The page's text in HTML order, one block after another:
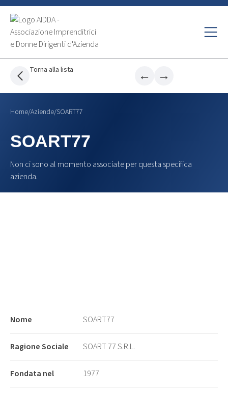
Torna alla lista ← →
Home/Aziende/SOART77
SOART77
Non ci sono al momento associate per questa specifica
azienda.
Nome SOART77
Ragione Sociale SOART 77 S.R.L.
Fondata nel 1977